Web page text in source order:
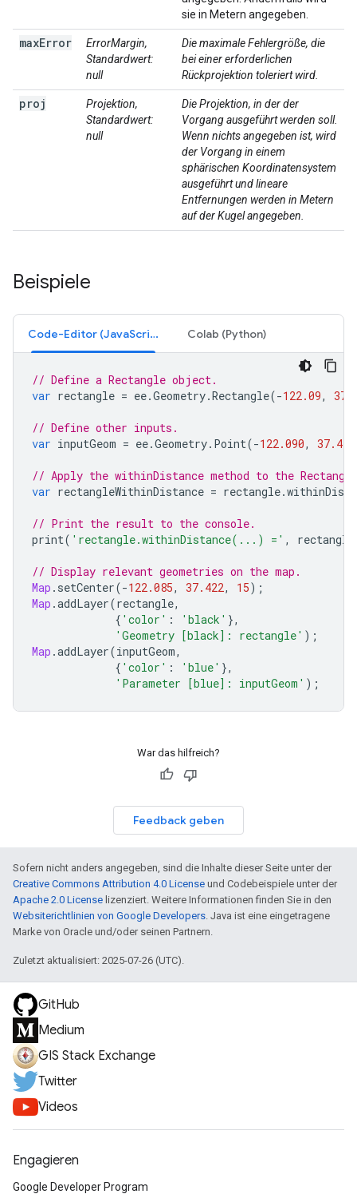
sie in Metern angegeben.
maxError
ErrorMargin,
Standardwert:
null
Die maximale Fehlergröße, die
bei einer erforderlichen
Rückprojektion toleriert wird.
proj
Projektion,
Standardwert:
null
Die Projektion, in der der
Vorgang ausgeführt werden soll.
Wenn nichts angegeben ist, wird
der Vorgang in einem
sphärischen Koordinatensystem
ausgeführt und lineare
Entfernungen werden in Metern
auf der Kugel angegeben.
Beispiele
Code-Editor (JavaScript) Colab (Python)
// Define a Rectangle object.
var rectangle = ee.Geometry.Rectangle(-122.09,
// Define other inputs.
var inputGeom = ee.Geometry. Point(-122.090, 37.423
// Apply the withinDistance method to the
var rectangleWithinDistance = rectangle.
// Print the result to the console.
print( 'rectangle.withinDistance(...) =' ,
// Display relevant geometries on the map.
Map . setCenter(-122.085, 37.422, 15);
Map .addLayer(rectangle,
{ 'color' : 'black' },
'Geometry [black]: rectangle' );
Map .addLayer(inputGeom,
{ 'color' : 'blue' },
'Parameter [blue]: inputGeom' );
War das hilfreich?
Feedback geben
Sofern nicht anders angegeben, sind die Inhalte dieser Seite unter der
Creative Commons Attribution 4.0 License und Codebeispiele unter der
Apache 2.0 License lizenziert. Weitere Informationen finden Sie in den
Websiterichtlinien von Google Developers. Java ist eine eingetragene
Marke von Oracle und/oder seinen Partnern.
Zuletzt aktualisiert: 2025-07-26 (UTC).
GitHub
Medium
GIS Stack Exchange
Twitter
Videos
Engagieren
Google Developer Program